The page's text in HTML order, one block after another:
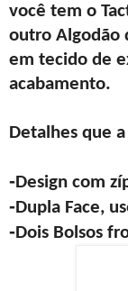
você tem o
outro Algodão
em tecido de
acabamento.
Detalhes que
-Design com
-Dupla Face,
-Dois Bolsos